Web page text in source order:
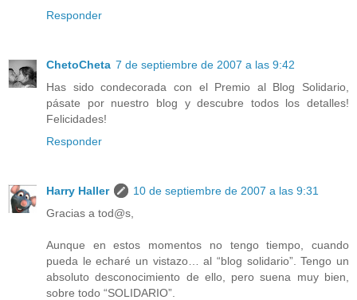
Responder
ChetoCheta 7 de septiembre de 2007 a las 9:42
Has sido condecorada con el Premio al Blog Solidario,
pásate por nuestro blog y descubre todos los detalles!
Felicidades!
Responder
Harry Haller
10 de septiembre de 2007 a las 9:31
Gracias a tod@s,
Aunque en estos momentos no tengo tiempo, cuando
pueda le echaré un vistazo… al “blog solidario”. Tengo un
absoluto desconocimiento de ello, pero suena muy bien,
sobre todo “SOLIDARIO”.